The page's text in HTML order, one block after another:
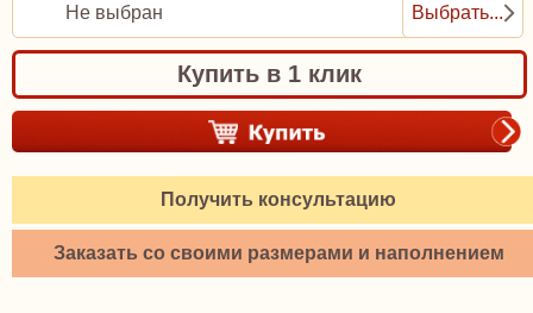
Не выбран
Выбрать...
Купить в 1 клик
Получить консультацию
Заказать со своими размерами и наполнением